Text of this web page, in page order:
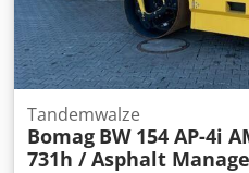
Tandemwalze
Bomag BW 154 AP-4i
731h / Asphalt